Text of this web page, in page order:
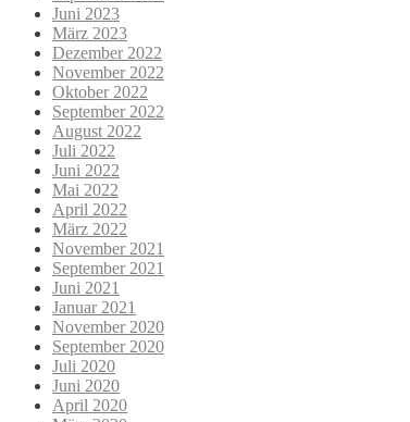
Juni 2023
März 2023
Dezember 2022
November 2022
Oktober 2022
September 2022
August 2022
Juli 2022
Juni 2022
Mai 2022
April 2022
März 2022
November 2021
September 2021
Juni 2021
Januar 2021
November 2020
September 2020
Juli 2020
Juni 2020
April 2020